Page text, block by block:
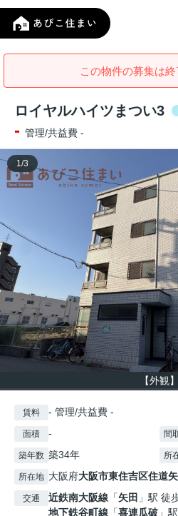
この物件の募集は終
ロイヤルハイツまつい3
- 管理/共益費 -
【外観】
1 /3
賃料 - 管理/共益費 -
面積 - 間
築年数 築34年 所
所在地 大阪府大阪市東住吉区住道
交通 近鉄南大阪線 「矢田 」駅 徒
地下鉄谷町線 「喜連瓜破 」